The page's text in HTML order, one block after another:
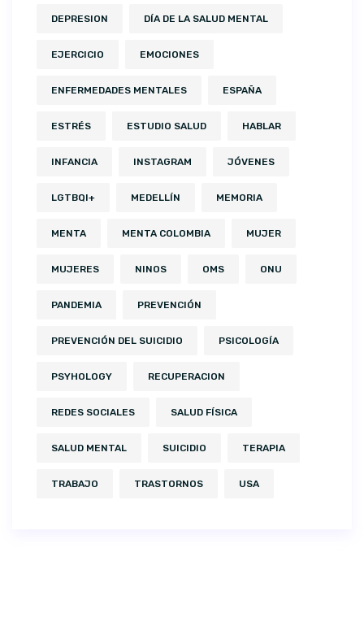
DEPRESION DÍA DE LA SALUD MENTAL
EJERCICIO EMOCIONES
ENFERMEDADES MENTALES ESPAÑA
ESTRÉS ESTUDIO SALUD HABLAR
INFANCIA INSTAGRAM JÓVENES
LGTBQI+ MEDELLÍN MEMORIA
MENTA MENTA COLOMBIA MUJER
MUJERES NINOS OMS ONU
PANDEMIA PREVENCIÓN
PREVENCIÓN DEL SUICIDIO PSICOLOGÍA
PSYHOLOGY RECUPERACION
REDES SOCIALES SALUD FÍSICA
SALUD MENTAL SUICIDIO TERAPIA
TRABAJO TRASTORNOS USA